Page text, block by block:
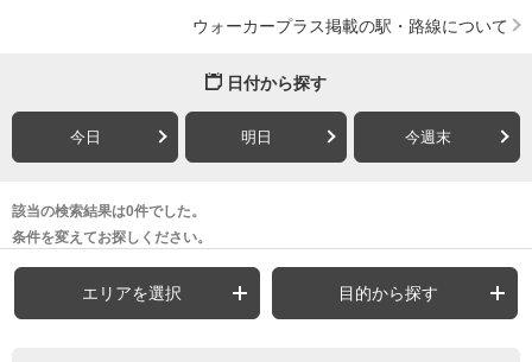
ウォーカープラス掲載の駅・路線について
日付から探す
今日 明日 今週末
該当の検索結果は0件でした。
条件を変えてお探しください。
エリアを選択 目的から探す